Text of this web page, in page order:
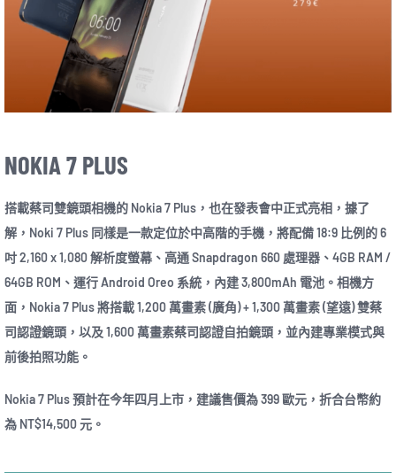
NOKIA 7 PLUS
搭載蔡司雙鏡頭相機的 Nokia 7 Plus，也在發表會中正式亮相，據了
解，Noki 7 Plus 同樣是一款定位於中高階的手機，將配備 18:9 比例的 6
吋 2,160 x 1,080 解析度螢幕、高通 Snapdragon 660 處理器、4GB RAM /
64GB ROM、運行 Android Oreo 系統，內建 3,800mAh 電池。相機方
面，Nokia 7 Plus 將搭載 1,200 萬畫素 (廣角) + 1,300 萬畫素 (望遠) 雙蔡
司認證鏡頭，以及 1,600 萬畫素蔡司認證自拍鏡頭，並內建專業模式與
前後拍照功能。
Nokia 7 Plus 預計在今年四月上市，建議售價為 399 歐元，折合台幣約
為 NT$14,500 元。